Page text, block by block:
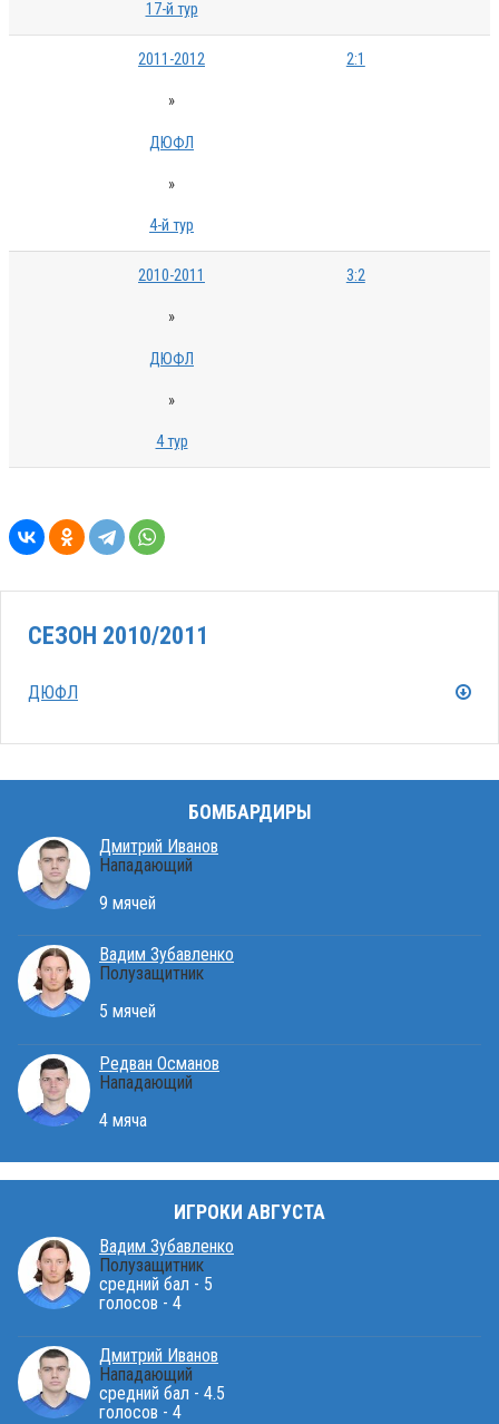
17-й тур
2011-2012
»
ДЮФЛ
»
4-й тур
2:1
2010-2011
»
ДЮФЛ
»
4 тур
3:2
СЕЗОН 2010/2011
ДЮФЛ
БОМБАРДИРЫ
Дмитрий Иванов
Нападающий
9 мячей
Вадим Зубавленко
Полузащитник
5 мячей
Редван Османов
Нападающий
4 мяча
ИГРОКИ АВГУСТА
Вадим Зубавленко
Полузащитник
средний бал - 5
голосов - 4
Дмитрий Иванов
Нападающий
средний бал - 4.5
голосов - 4